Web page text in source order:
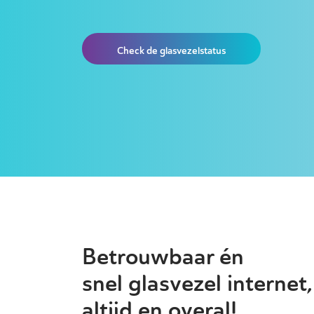
Check de glasvezelstatus
Betrouwbaar én
snel glasvezel internet,